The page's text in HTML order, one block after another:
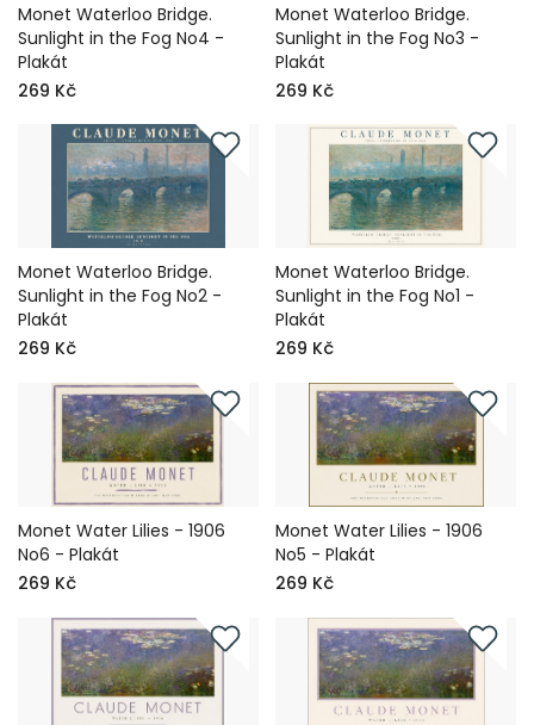
Monet Waterloo Bridge.
Sunlight in the Fog No4 -
Plakát
269 Kč
Monet Waterloo Bridge.
Sunlight in the Fog No3 -
Plakát
269 Kč
Monet Waterloo Bridge.
Sunlight in the Fog No2 -
Plakát
269 Kč
Monet Waterloo Bridge.
Sunlight in the Fog No1 -
Plakát
269 Kč
Monet Water Lilies - 1906
No6 - Plakát
269 Kč
Monet Water Lilies - 1906
No5 - Plakát
269 Kč